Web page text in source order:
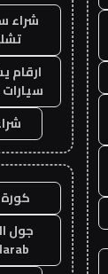
شراء
ارقام
كورة 365
جول